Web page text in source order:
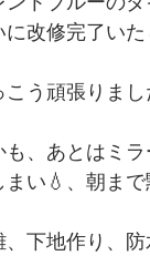
に改修完了い
こう頑張りまし
も、あとはミ
まい💧、朝ま
、下地作り、